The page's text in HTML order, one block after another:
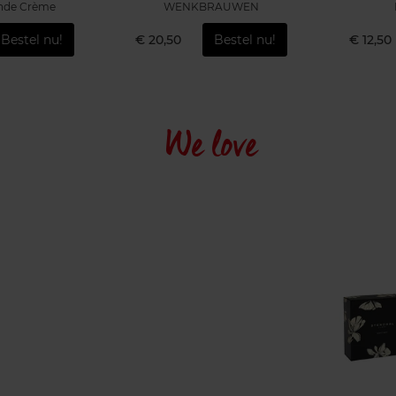
Crème
Bestel nu!
WENKBRAUWEN
€ 20,50 Bestel nu! € 12,50
We love